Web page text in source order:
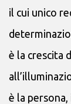
il cui unico
è la crescita
è la